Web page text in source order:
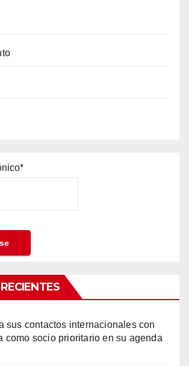
sus contactos internacionales con
como socio prioritario en su agenda